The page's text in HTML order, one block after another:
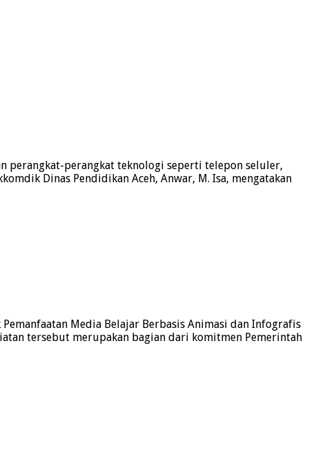
perangkat-perangkat teknologi seperti telepon seluler,
Dinas Pendidikan Aceh, Anwar, M. Isa, mengatakan
Media Belajar Berbasis Animasi dan Infografis
tersebut merupakan bagian dari komitmen Pemerintah